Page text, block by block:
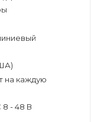
на каждую
- 48 В